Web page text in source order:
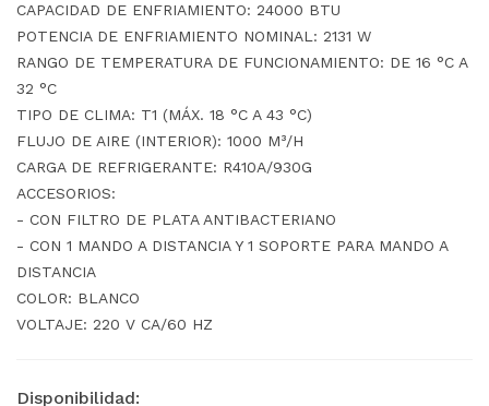
CAPACIDAD DE ENFRIAMIENTO: 24000 BTU
POTENCIA DE ENFRIAMIENTO NOMINAL: 2131 W
RANGO DE TEMPERATURA DE FUNCIONAMIENTO: DE 16 °C A
32 °C
TIPO DE CLIMA: T1 (MÁX. 18 °C A 43 °C)
FLUJO DE AIRE (INTERIOR): 1000 M³/H
CARGA DE REFRIGERANTE: R410A/930G
ACCESORIOS:
- CON FILTRO DE PLATA ANTIBACTERIANO
- CON 1 MANDO A DISTANCIA Y 1 SOPORTE PARA MANDO A
DISTANCIA
COLOR: BLANCO
VOLTAJE: 220 V CA/60 HZ
Disponibilidad: